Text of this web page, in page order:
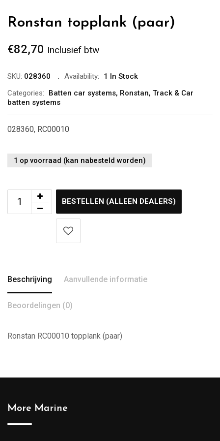
Ronstan topplank (paar)
€82,70 Inclusief btw
SKU: 028360 Availability:
1 In Stock
Categories:
Batten car systems, Ronstan, Track & Car
batten systems
028360, RC00010
1 op voorraad (kan nabesteld worden)
BESTELLEN (ALLEEN DEALERS)
Beschrijving Aanvullende informatie
Beoordelingen (0)
Ronstan RC00010 topplank (paar)
More Marine